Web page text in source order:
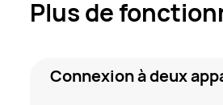
Plus de
Connexion à deux